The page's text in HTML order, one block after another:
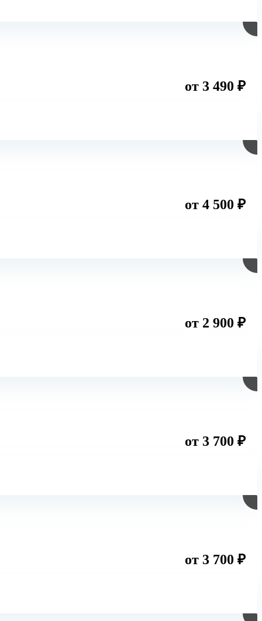
от 3 490 ₽
от 4 500 ₽
от 2 900 ₽
от 3 700 ₽
от 3 700 ₽